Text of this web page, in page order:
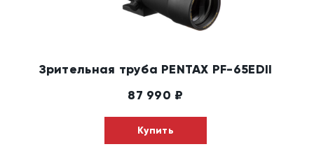
Зрительная труба PENTAX PF-65EDII
87 990 ₽
Купить